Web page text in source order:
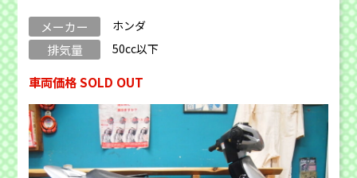
メーカー ホンダ
排気量 50cc以下
車両価格 SOLD OUT